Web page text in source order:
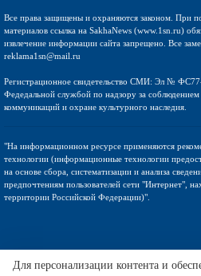
Все права защищены и охраняются законом. При
материалов ссылка на SakhaNews (www.1sn.ru)
извлечение информации сайта запрещено. Все
reklama1sn@mail.ru
Регистрационное свидетельство СМИ: Эл №
Федедальной службой по надзору за соблюдением
коммуникаций и охране культурного наследия.
"На информационном ресурсе применяются
технологии (информационные технологии
на основе сбора, систематизации и анализа
предпочтениям пользователей сети "Интернет",
территории Российской Федерации)".
Для персонализации контента и